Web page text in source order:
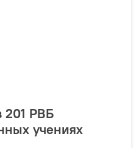
201 РВБ
учениях